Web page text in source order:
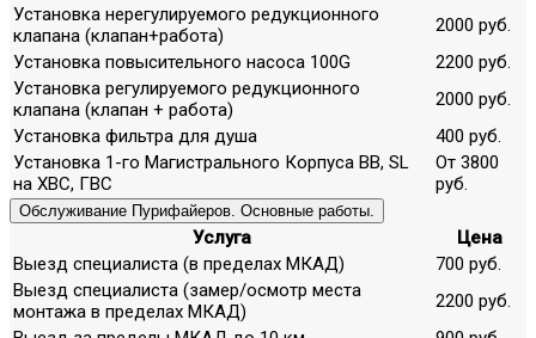
Установка нерегулируемого редукционного
клапана (клапан+работа)
2000 руб.
Установка повысительного насоса 100G
2200 руб.
Установка регулируемого редукционного
клапана (клапан + работа)
2000 руб.
Установка фильтра для душа
400 руб.
Установка 1-го Магистрального Корпуса ВВ, SL
на ХВС, ГВС
От 3800
руб.
Обслуживание Пурифайеров. Основные работы.
Услуга
Цена
Выезд специалиста (в пределах МКАД)
700 руб.
Выезд специалиста (замер/осмотр места
монтажа в пределах МКАД)
2200 руб.